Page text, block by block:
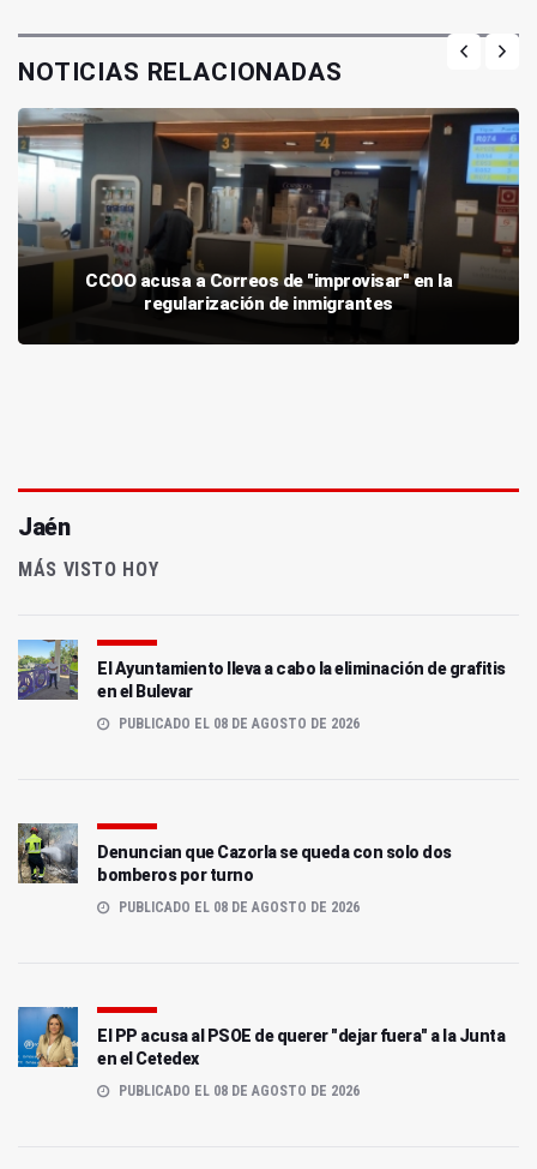
NOTICIAS RELACIONADAS
CCOO acusa a Correos de "improvisar" en la
regularización de inmigrantes
Jaén
MÁS VISTO HOY
El Ayuntamiento lleva a cabo la eliminación de grafitis
en el Bulevar
PUBLICADO EL 08 DE AGOSTO DE 2026
Denuncian que Cazorla se queda con solo dos
bomberos por turno
PUBLICADO EL 08 DE AGOSTO DE 2026
El PP acusa al PSOE de querer "dejar fuera" a la Junta
en el Cetedex
PUBLICADO EL 08 DE AGOSTO DE 2026